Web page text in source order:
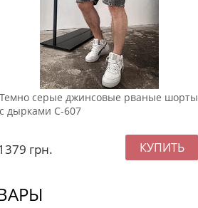
Темно серые джинсовые рваные шорты
с дырками С-607
грн.